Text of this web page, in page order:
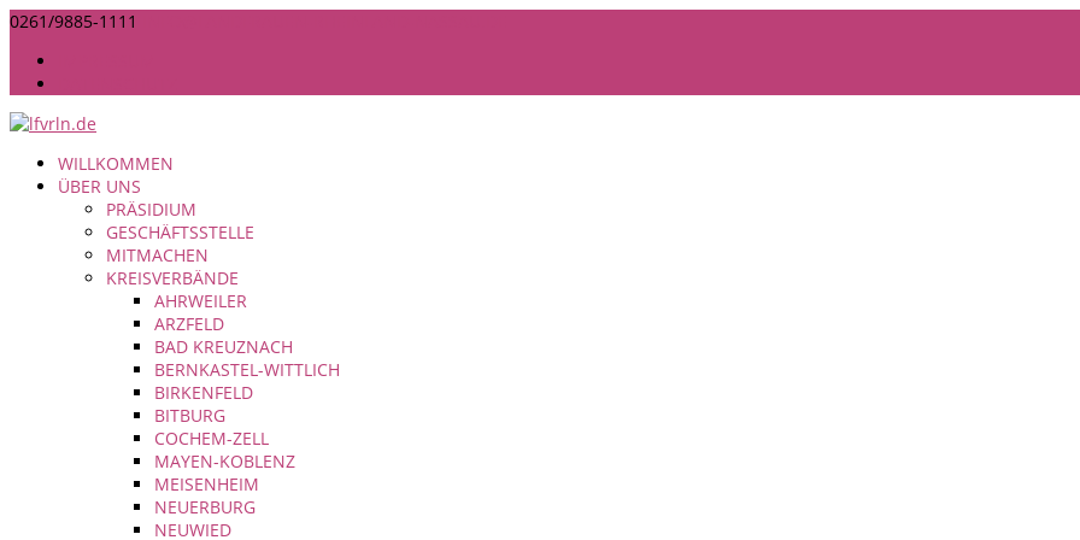
0261/9885-1111
WILLKOMMEN
ÜBER UNS
PRÄSIDIUM
GESCHÄFTSSTELLE
MITMACHEN
KREISVERBÄNDE
AHRWEILER
ARZFELD
BAD KREUZNACH
BERNKASTEL-WITTLICH
BIRKENFELD
BITBURG
COCHEM-ZELL
MAYEN-KOBLENZ
MEISENHEIM
NEUERBURG
NEUWIED